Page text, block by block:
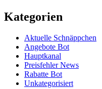
Kategorien
Aktuelle Schnäppchen
Angebote Bot
Hauptkanal
Preisfehler News
Rabatte Bot
Unkategorisiert